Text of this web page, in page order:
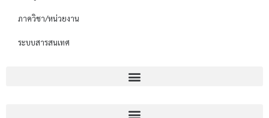
ภาควิชา/หน่วยงาน
ระบบสารสนเทศ